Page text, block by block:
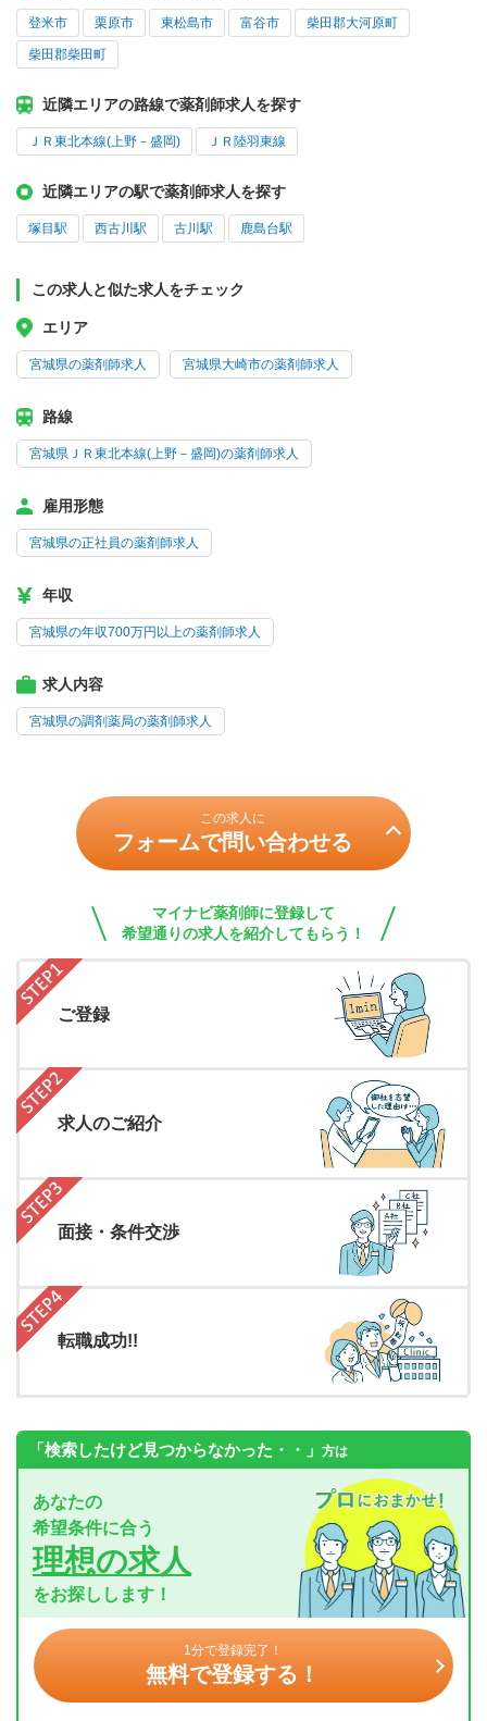
登米市 栗原市 東松島市 富谷市 柴田郡大河原町
柴田郡柴田町
近隣エリアの路線で薬剤師求人を探す
ＪＲ東北本線(上野－盛岡) ＪＲ陸羽東線
近隣エリアの駅で薬剤師求人を探す
塚目駅 西古川駅 古川駅 鹿島台駅
この求人と似た求人をチェック
エリア
宮城県の薬剤師求人 宮城県大崎市の薬剤師求人
路線
宮城県ＪＲ東北本線(上野－盛岡)の薬剤師求人
雇用形態
宮城県の正社員の薬剤師求人
年収
宮城県の年収700万円以上の薬剤師求人
求人内容
宮城県の調剤薬局の薬剤師求人
この求人に
フォームで問い合わせる
マイナビ薬剤師に登録して
希望通りの求人を紹介してもらう！
ご登録
求人のご紹介
面接・条件交渉
転職成功!!
「検索したけど見つからなかった・・」 方は
あなたの
希望条件に合う
理想の求人
をお探しします！
1分で登録完了！
無料で登録する！